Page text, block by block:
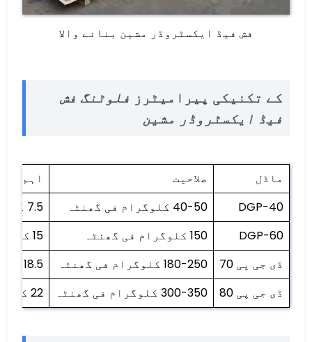
فش فیڈ ایکسٹروڈر مشین بنانے والا
کے تکنیکی پیرامیٹرز فلوٹنگ فش
فیڈ ایکسٹروڈر مشین
ماڈل صلاحیت
اہم
DGP-40
40-50 کلوگرام فی گھنٹہ
7.5 کلو واٹ
DGP-60
150 کلوگرام فی گھنٹہ
15 کلو واٹ
ڈی جی پی 70
180-250 کلوگرام فی گھنٹہ
18.5 کلو واٹ
ڈی جی پی 80
300-350 کلوگرام فی گھنٹہ 22 کلو واٹ